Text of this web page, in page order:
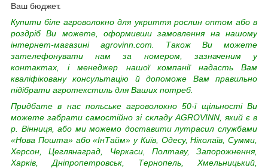
Ваш бюджет.
Купити біле агроволокно для укриття рослин оптом або в
роздріб Ви можете, оформивши замовлення на нашому
інтернет-магазині agrovinn.com. Також Ви можете
зателефонувати нам за номером, зазначеним у
контактах, і менеджер нашої компанії надасть Вам
кваліфіковану консультацію й допоможе Вам правильно
підібрати агротекстиль для Ваших потреб.
Придбате в нас польське агроволокно 50-ї щільності Ви
можете забрати самостійно зі складу AGROVINN, який є в
р. Вінниця, або ми можемо доставити лутрасил службами
«Нова Пошта» або «ІнТайм» у Київ, Одесу, Ніколаїв, Сумми,
Херсон, Цеглянаград, Черкаси, Полтаву, Запорожнення,
Харків, Дніпропетровськ, Тернопель, Хмельницький,